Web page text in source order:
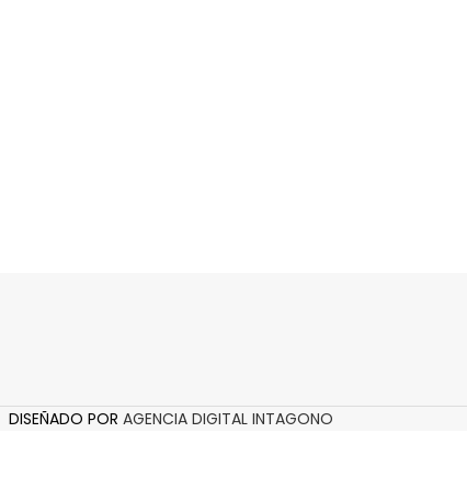
DISEÑADO POR AGENCIA DIGITAL INTAGONO